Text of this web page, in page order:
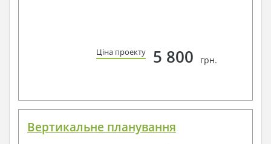
Ціна проекту 5 800 грн.
Вертикальне планування